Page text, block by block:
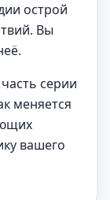
острой
Вы
серии
меняется
вашего